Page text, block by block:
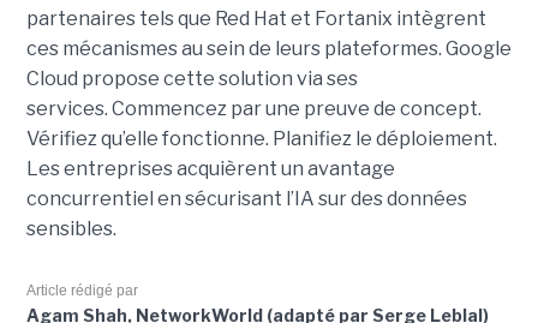
partenaires tels que Red Hat et Fortanix intègrent
ces mécanismes au sein de leurs plateformes. Google
Cloud propose cette solution via ses
services. Commencez par une preuve de concept.
Vérifiez qu’elle fonctionne. Planifiez le déploiement.
Les entreprises acquièrent un avantage
concurrentiel en sécurisant l’IA sur des données
sensibles.
Article rédigé par
Agam Shah, NetworkWorld (adapté par Serge Leblal)